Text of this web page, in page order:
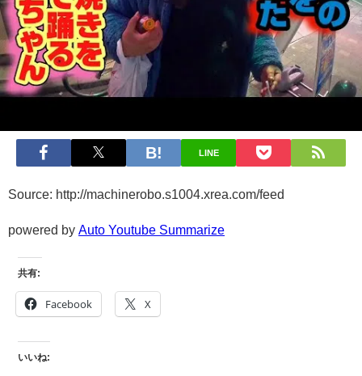
LINE
Source: http://machinerobo.s1004.xrea.com/feed
powered by Auto Youtube Summarize
共有:
Facebook X
いいね: